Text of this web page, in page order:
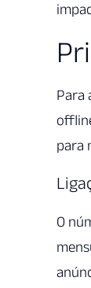
Para
para
O